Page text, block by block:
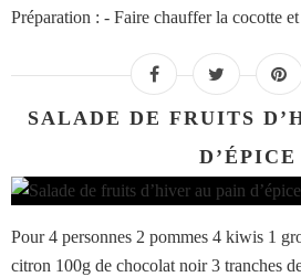
Préparation : - Faire chauffer la cocotte
SALADE DE FRUITS
D’ÉPICE
Pour 4 personnes 2 pommes 4 kiwis 1
citron 100g de chocolat noir 3 tranches